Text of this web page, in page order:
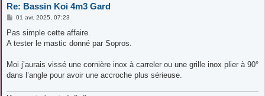
Re: Bassin Koi 4m3 Gard
M
s
a
01 avr. 2025, 07:23
Pas simple cette affaire.
A tester le mastic donné par Sopros.
Moi j’aurais vissé une cornière inox à carreler ou une grille inox plier à 90°
dans l’angle pour avoir une accroche plus sérieuse.